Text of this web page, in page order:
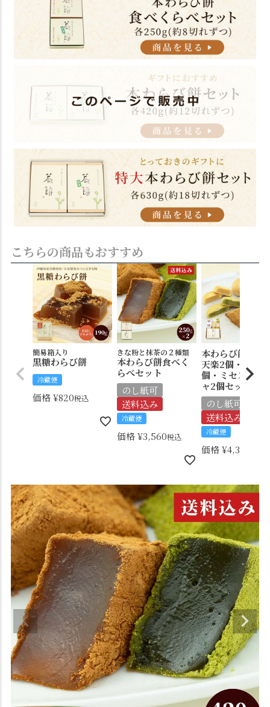
こちらの商品もおすすめ
簡易箱入り
黒糖わらび餅
冷蔵便
価格¥820税込
きな粉と抹茶の２種類
本わらび餅食べく
らべセット
のし紙可
送料込み
冷蔵便
価格¥3,560税込
本わらび餅
天楽2個・月映
個・ミセスガラ
ャ2個セット
のし紙可
送料込み
冷蔵便
価格¥4,330